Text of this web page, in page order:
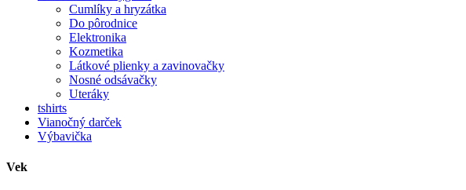
Cumlíky a hryzátka
Do pôrodnice
Elektronika
Kozmetika
Látkové plienky a zavinovačky
Nosné odsávačky
Uteráky
tshirts
Vianočný darček
Výbavička
Vek